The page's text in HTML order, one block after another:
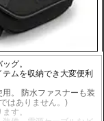
グ。
ムを収納でき大変便利
。 防水ファスナーも装
はありません。)
す。